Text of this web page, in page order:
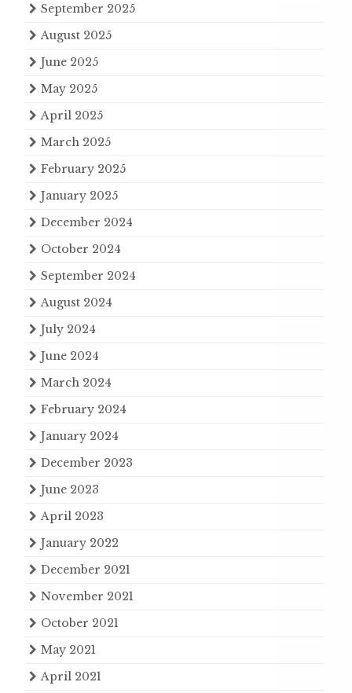
September 2025
August 2025
June 2025
May 2025
April 2025
March 2025
February 2025
January 2025
December 2024
October 2024
September 2024
August 2024
July 2024
June 2024
March 2024
February 2024
January 2024
December 2023
June 2023
April 2023
January 2022
December 2021
November 2021
October 2021
May 2021
April 2021